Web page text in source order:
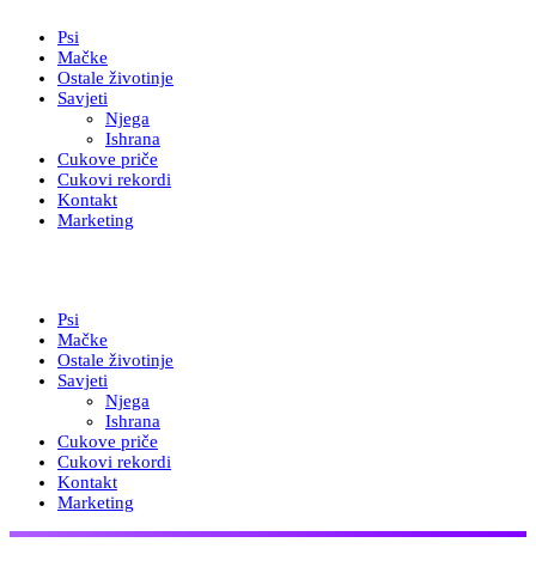
Psi
Mačke
Ostale životinje
Savjeti
Njega
Ishrana
Cukove priče
Cukovi rekordi
Kontakt
Marketing
Psi
Mačke
Ostale životinje
Savjeti
Njega
Ishrana
Cukove priče
Cukovi rekordi
Kontakt
Marketing